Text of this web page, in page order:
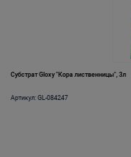
Субстрат Gloxy "Кора лиственницы", 3л
Артикул: GL-084247